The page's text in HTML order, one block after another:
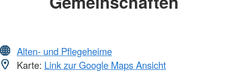
Alten- und Pflegeheime
Karte: Link zur Google Maps Ansicht